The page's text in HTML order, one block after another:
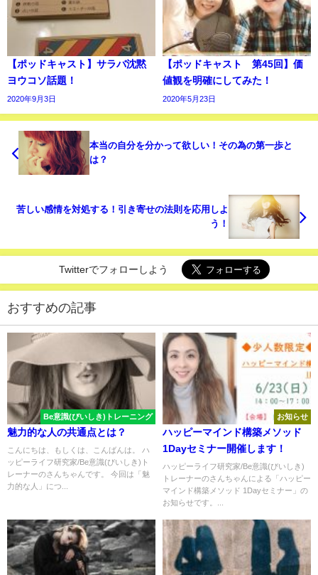
【ポッドキャスト】サラバ沈黙
ヨウコソ話題！
2020年9月3日
【ポッドキャスト 第45回】価
値観を明確にしてみた！
2020年5月23日
本当の自分を分かって欲しい！その為の第一歩と
は？
苦しい感情を対処する！引き寄せの法則を応用しよ
う！
Twitterでフォローしよう
おすすめの記事
Be意識(びいしき)トレーニング
魅力的な人の共通点とは？
こんにちは、もしくは、こんばんは。 ハ
ッピーライフ研究家/Be意識(びいしき)ト
レーナーのさんちゃんです。 今回は「魅
力的な人」につ...
お知らせ
ハッピーマインド構築メソッド
1Dayセミナー開催します！
ハッピーライフ研究家/Be意識(びいしき)
トレーナーのさんちゃんによる「ハッピー
マインド構築メソッド 1Dayセミナー」の
お知らせです。...